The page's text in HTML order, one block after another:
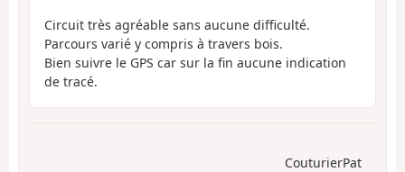
Circuit très agréable sans aucune difficulté.
Parcours varié y compris à travers bois.
Bien suivre le GPS car sur la fin aucune indication
de tracé.
CouturierPat